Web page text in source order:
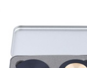
Roland
S-Y
SANWA SUPPLY
stokyo
Tech